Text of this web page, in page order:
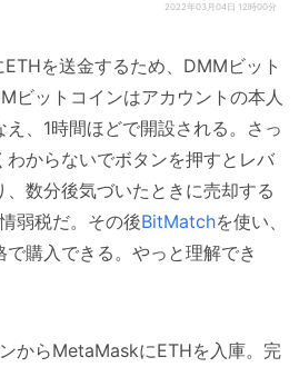
2022年03月04日 12時00分
を送金するため、DMMビット
ビットコインはアカウントの本人
、1時間ほどで開設される。さっ
わからないでボタンを押すとレバ
数分後気づいたときに売却する
弱税だ。その後BitMatchを使い、
購入できる。やっと理解でき
からMetaMaskにETHを入庫。完